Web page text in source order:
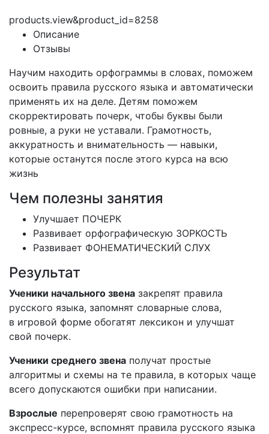
products.view&product_id=8258
Описание
Отзывы
Научим находить орфограммы в словах, поможем
освоить правила русского языка и автоматически
применять их на деле. Детям поможем
скорректировать почерк, чтобы буквы были
ровные, а руки не уставали. Грамотность,
аккуратность и внимательность — навыки,
которые останутся после этого курса на всю
жизнь
Чем полезны занятия
Улучшает ПОЧЕРК
Развивает орфографическую ЗОРКОСТЬ
Развивает ФОНЕМАТИЧЕСКИЙ СЛУХ
Результат
Ученики начального звена закрепят правила
русского языка, запомнят словарные слова,
в игровой форме обогатят лексикон и улучшат
свой почерк.
Ученики среднего звена получат простые
алгоритмы и схемы на те правила, в которых чаще
всего допускаются ошибки при написании.
Взрослые перепроверят свою грамотность на
экспресс-курсе, вспомнят правила русского языка